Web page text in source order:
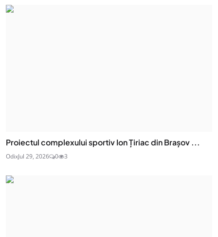
Proiectul complexului sportiv Ion Țiriac din Brașov ...
OdixJul 29, 2026 0 3